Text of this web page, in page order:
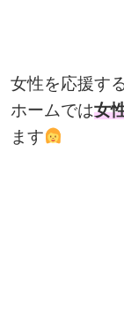
女性を応援す
ホームでは女
ます